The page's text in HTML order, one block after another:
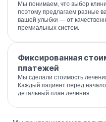
Мы понимаем, что выбор
поэтому предлагаем разные
вашей улыбки — от
премиальных систем.
Фиксированная
платежей
Мы сделали стоимость
Каждый пациент перед
детальный план лечения.